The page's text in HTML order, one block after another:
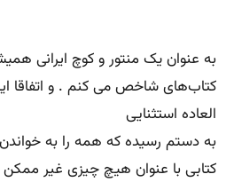
به عنوان یک منتور و کوچ ایرانی
کتاب‌های شاخص می کنم . و اتفاقا
العاده استثنایی
به دستم رسیده که همه را به
کتابی با عنوان هیچ چیزی غیر